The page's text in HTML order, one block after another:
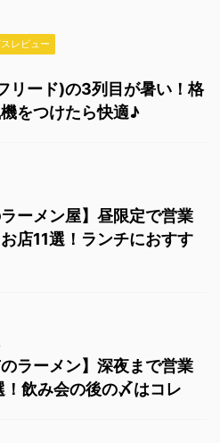
レビュー
リード)の3列目が暑い！格
をつけたら快適♪
ラーメン屋】昼限定で営業
店11選！ランチにおすす
のラーメン】深夜まで営業
飲み会の後の〆はコレ